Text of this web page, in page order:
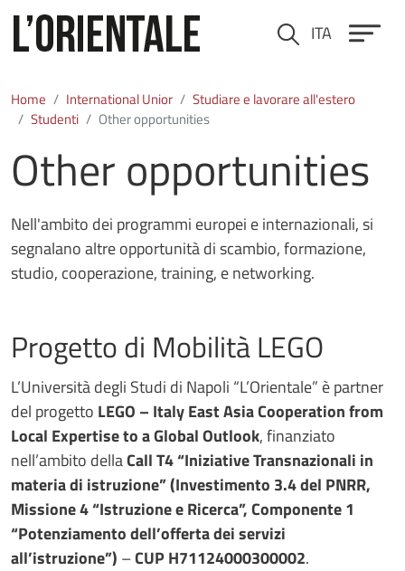
Cerca ITA
Home International Unior
Studiare e lavorare all'estero
Studenti
Other opportunities
Other opportunities
Nell'ambito dei programmi europei e internazionali, si
segnalano altre opportunità di scambio, formazione,
studio, cooperazione, training, e networking.
Progetto di Mobilità LEGO
L’Università degli Studi di Napoli “L’Orientale” è partner
del progetto LEGO – Italy East Asia Cooperation from
Local Expertise to a Global Outlook, finanziato
nell’ambito dellaCall T4 “Iniziative Transnazionali in
materia di istruzione” (Investimento 3.4 del PNRR,
Missione 4 “Istruzione e Ricerca”, Componente 1
“Potenziamento dell’offerta dei servizi
all’istruzione”) –CUP H71124000300002.